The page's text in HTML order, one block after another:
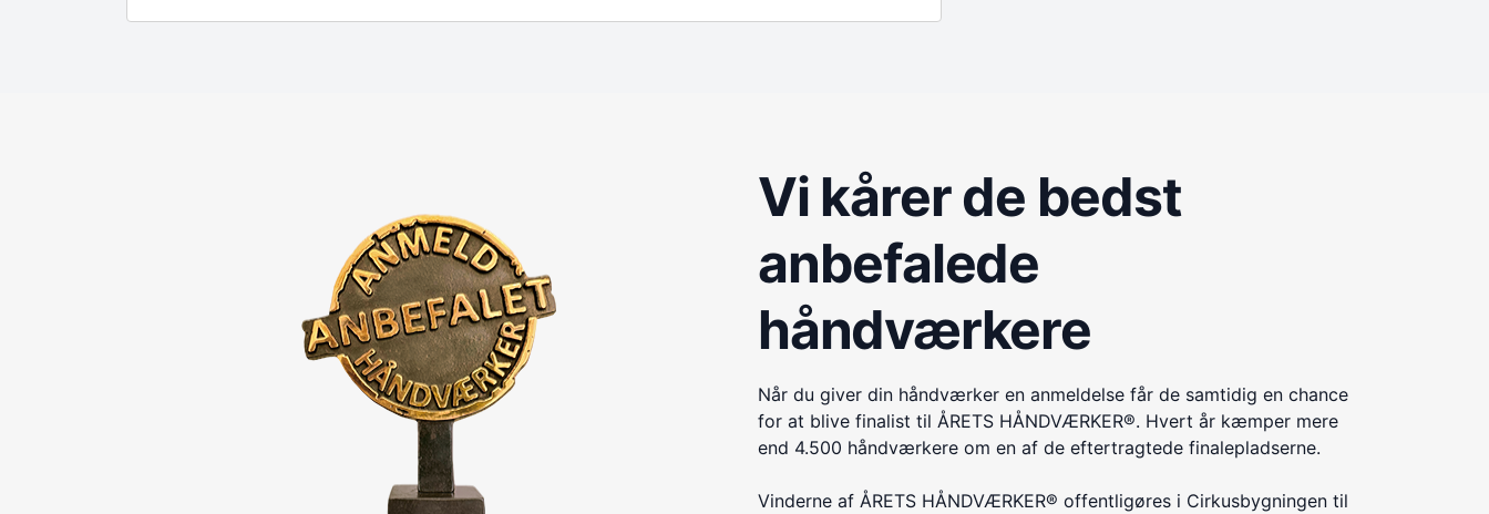
Vi kårer de bedst
anbefalede
håndværkere
Når du giver din håndværker en anmeldelse får de samtidig en chance
for at blive finalist til ÅRETS HÅNDVÆRKER®. Hvert år kæmper mere
end 4.500 håndværkere om en af de eftertragtede finalepladserne.
Vinderne af ÅRETS HÅNDVÆRKER® offentligøres i Cirkusbygningen til